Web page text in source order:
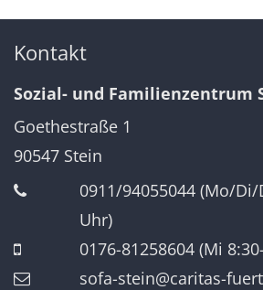
Kontakt
Sozial- und Familienzentrum
Goethestraße 1
90547 Stein
0911/94055044 (Mo/Di/
Uhr)
0176-81258604 (Mi
sofa-stein@caritas-